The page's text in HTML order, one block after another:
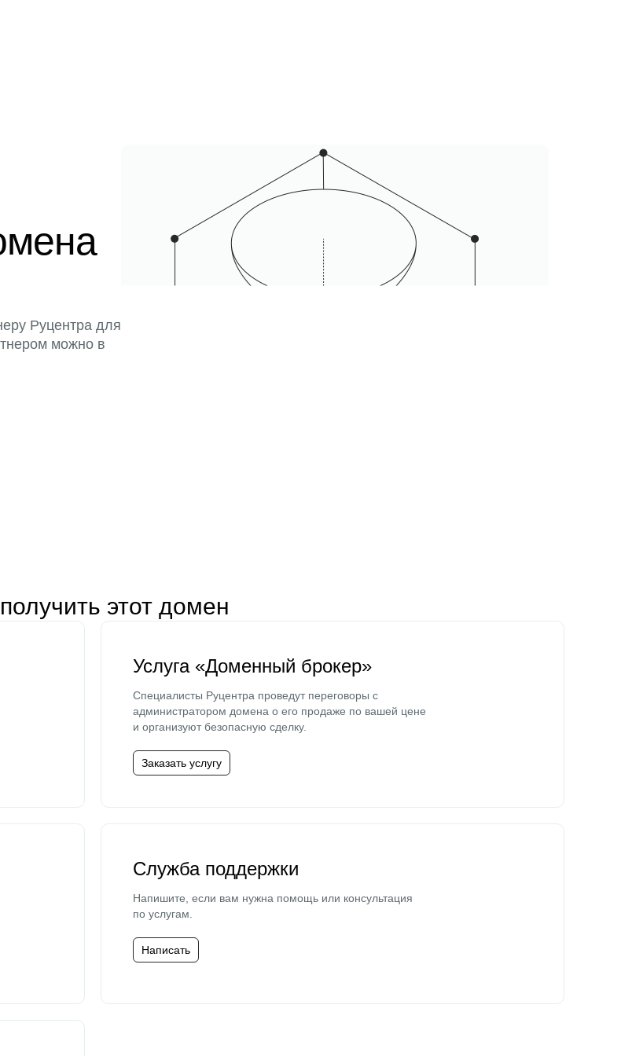
Руцентра для
можно в
этот домен
Услуга «Доменный брокер»
Специалисты Руцентра проведут переговоры с
администратором домена о его продаже по вашей цене
и организуют безопасную сделку.
Заказать услугу
Служба поддержки
Напишите, если вам нужна помощь или консультация
по услугам.
Написать